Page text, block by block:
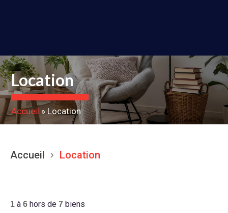
Location
Accueil » Location
Accueil Location
1 à 6 hors de 7 biens